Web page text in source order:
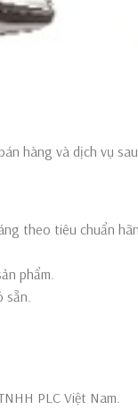
hàng và dịch vụ
theo tiêu chuẩn
phẩm.
sẵn.
PLC Việt Nam.